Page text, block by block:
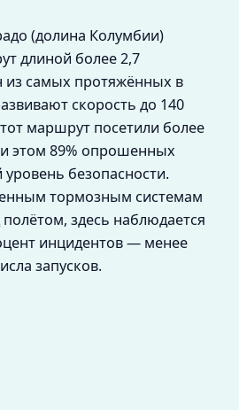
(долина Колумбии)
длиной более 2,7
самых протяжённых в
скорость до 140
маршрут посетили более
этом 89% опрошенных
безопасности.
тормозным системам
здесь наблюдается
инцидентов — менее
запусков.